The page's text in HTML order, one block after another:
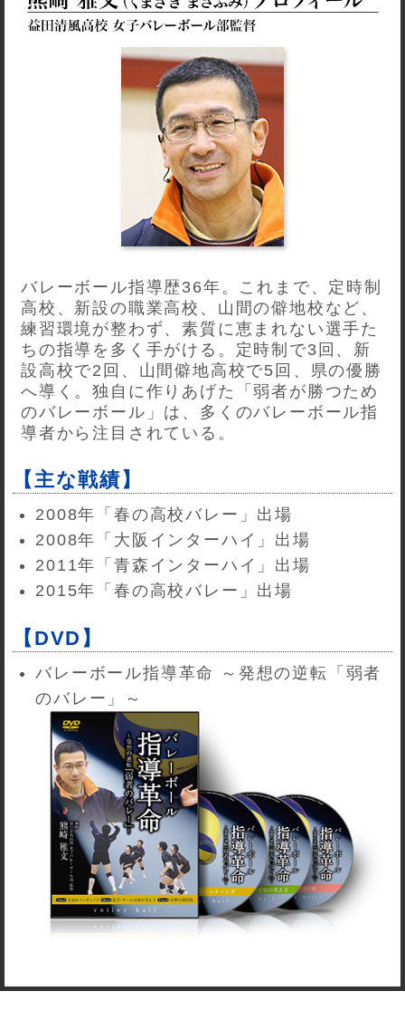
バレーボール指導歴36年。これまで、定時制
高校、新設の職業高校、山間の僻地校など、
練習環境が整わず、素質に恵まれない選手た
ちの指導を多く手がける。定時制で3回、新
設高校で2回、山間僻地高校で5回、県の優勝
へ導く。独自に作りあげた「弱者が勝つため
のバレーボール」は、多くのバレーボール指
導者から注目されている。
【主な戦績】
2008年「春の高校バレー」出場
2008年「大阪インターハイ」出場
2011年「青森インターハイ」出場
2015年「春の高校バレー」出場
【DVD】
バレーボール指導革命 ～発想の逆転「弱者
のバレー」～